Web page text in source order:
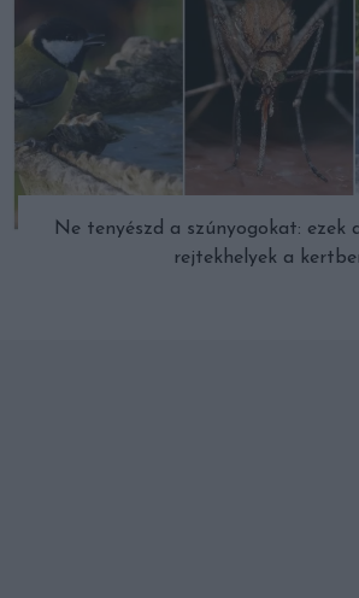
Ne tenyészd a szúnyogokat: ezek
rejtekhelyek a